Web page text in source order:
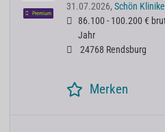
Premium
31.07.2026, Schön
86.100 - 100.200 €
Jahr
24768 Rendsburg
Merken